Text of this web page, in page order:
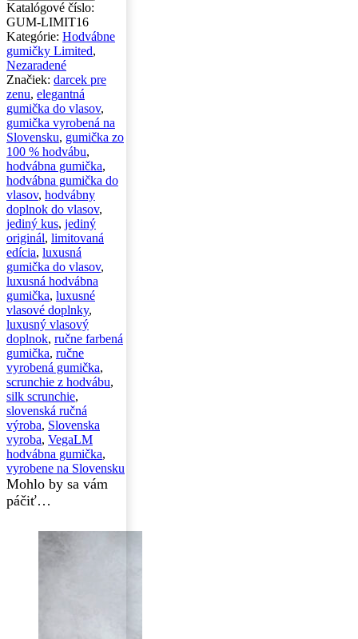
Katalógové číslo:
GUM-LIMIT16
Kategórie: Hodvábne
gumičky Limited,
Nezaradené
Značiek: darcek pre
zenu, elegantná
gumička do vlasov,
gumička vyrobená na
Slovensku, gumička zo
100 % hodvábu,
hodvábna gumička,
hodvábna gumička do
vlasov, hodvábny
doplnok do vlasov,
jediný kus, jediný
originál, limitovaná
edícia, luxusná
gumička do vlasov,
luxusná hodvábna
gumička, luxusné
vlasové doplnky,
luxusný vlasový
doplnok, ručne farbená
gumička, ručne
vyrobená gumička,
scrunchie z hodvábu,
silk scrunchie,
slovenská ručná
výroba, Slovenska
vyroba, VegaLM
hodvábna gumička,
vyrobene na Slovensku
Mohlo by sa vám
páčiť…